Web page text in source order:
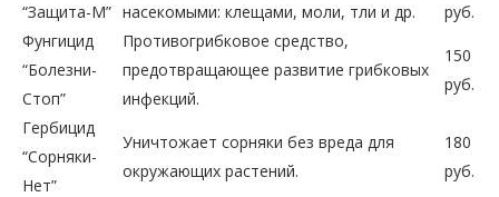
“Защита-М” насекомыми: клещами, моли, тли и др.
руб.
Фунгицид
“Болезни-
Стоп”
Противогрибковое средство,
предотвращающее развитие грибковых
инфекций.
150
руб.
Гербицид
“Сорняки-
Нет”
Уничтожает сорняки без вреда для
окружающих растений.
180
руб.